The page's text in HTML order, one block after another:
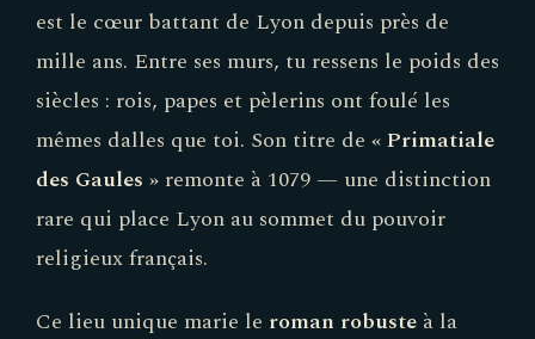
est le cœur battant de Lyon depuis près de
mille ans. Entre ses murs, tu ressens le poids des
siècles : rois, papes et pèlerins ont foulé les
mêmes dalles que toi. Son titre de « Primatiale
des Gaules » remonte à 1079 — une distinction
rare qui place Lyon au sommet du pouvoir
religieux français.
Ce lieu unique marie le roman robuste à la